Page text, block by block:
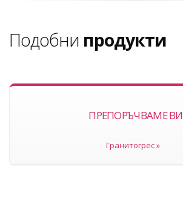
Подобни продукти
ПРЕПОРЪЧВАМЕ ВИ
Гранитогрес »